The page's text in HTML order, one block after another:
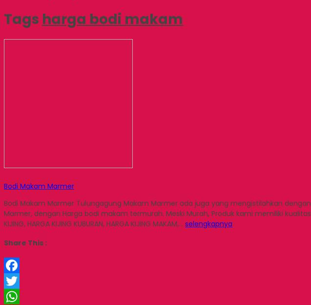
Tags harga bodi makam
Bodi Makam Marmer
Bodi Makam Marmer Tulungagung Makam Marmer ada juga yang mengistilahkan
Marmer, dengan Harga bodi makam termurah. Meski Murah, Produk kami memiliki kualitas
KIJING, HARGA KIJING KUBURAN, HARGA KIJING MAKAM,… selengkapnya
Share This :
Facebook
Twitter